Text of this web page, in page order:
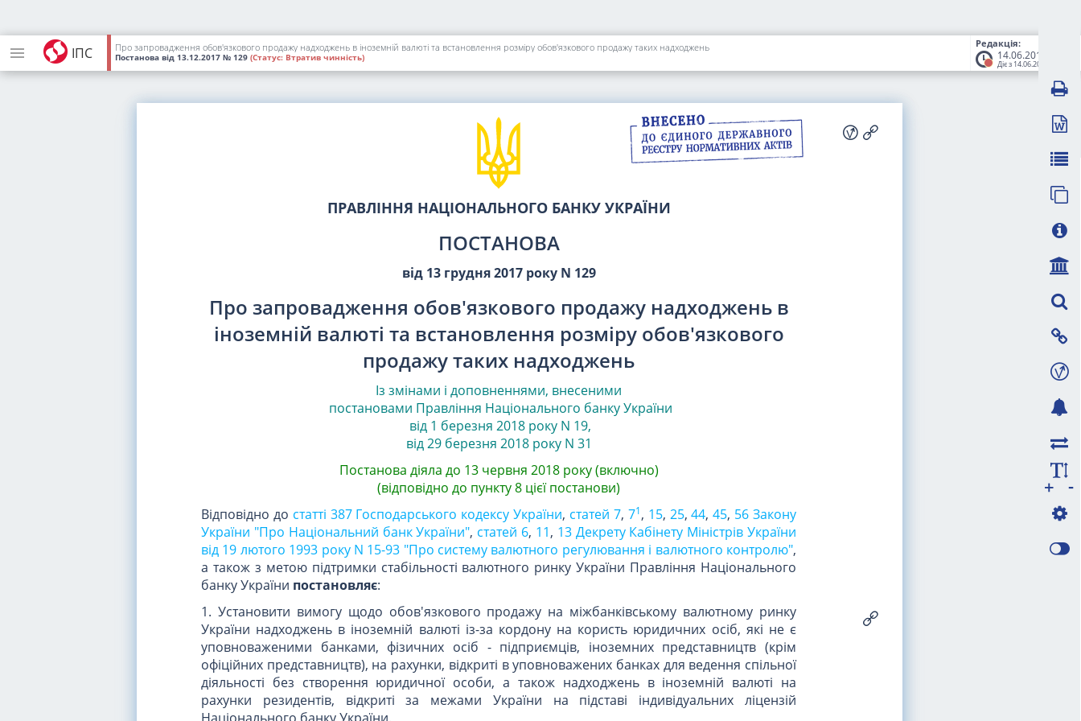
ІПС
Редакція:
14.06.2018
Діє з 14.06.2018
Про запровадження обов'язкового продажу надходжень в іноземній валюті та встановлення розміру обов'язкового продажу таких надходжень
Постанова від 13.12.2017 № 129 (Статус: Втратив чинність)
ПРАВЛІННЯ НАЦІОНАЛЬНОГО БАНКУ УКРАЇНИ
ПОСТАНОВА
від 13 грудня 2017 року N 129
Про запровадження обов'язкового продажу надходжень в
іноземній валюті та встановлення розміру обов'язкового
продажу таких надходжень
Із змінами і доповненнями, внесеними
постановами Правління Національного банку України
від 1 березня 2018 року N 19,
від 29 березня 2018 року N 31
Постанова діяла до 13 червня 2018 року (включно)
(відповідно до пункту 8 цієї постанови)
Відповідно до статті 387 Господарського кодексу України, статей 7, 71, 15, 25,44,45, 56 Закону
України "Про Національний банк України", статей 6, 11, 13 Декрету Кабінету Міністрів України
від 19 лютого 1993 року N 15-93 "Про систему валютного регулювання і валютного контролю",
а також з метою підтримки стабільності валютного ринку України Правління Національного
банку України постановляє:
1. Установити вимогу щодо обов'язкового продажу на міжбанківському валютному ринку
України надходжень в іноземній валюті із-за кордону на користь юридичних осіб, які не є
уповноваженими банками, фізичних осіб - підприємців, іноземних представництв (крім
офіційних представництв), на рахунки, відкриті в уповноважених банках для ведення спільної
діяльності без створення юридичної особи, а також надходжень в іноземній валюті на
рахунки резидентів, відкриті за межами України на підставі індивідуальних ліцензій
-
+